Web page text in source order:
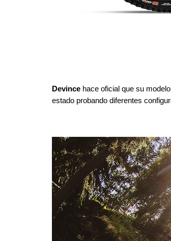
Devince hace oficial que su
estado probando diferentes